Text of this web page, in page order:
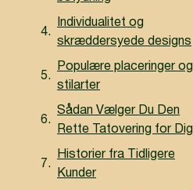
Individualitet og
skræddersyede designs
Populære placeringer og
stilarter
Sådan Vælger Du Den
Rette Tatovering for Dig
Historier fra Tidligere
Kunder